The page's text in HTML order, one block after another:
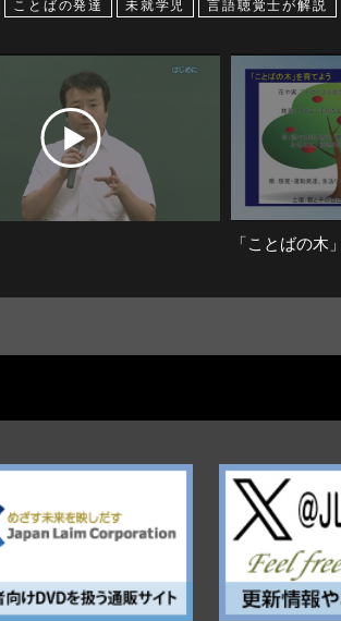
ことばの発達 未就学児 言語聴覚士が解説
「ことばの木